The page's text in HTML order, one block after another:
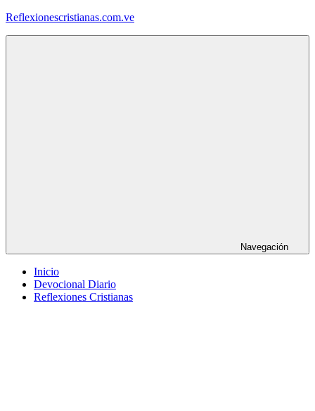
Saltar
Reflexionescristianas.com.ve
Navegación
Inicio
Devocional Diario
Reflexiones Cristianas